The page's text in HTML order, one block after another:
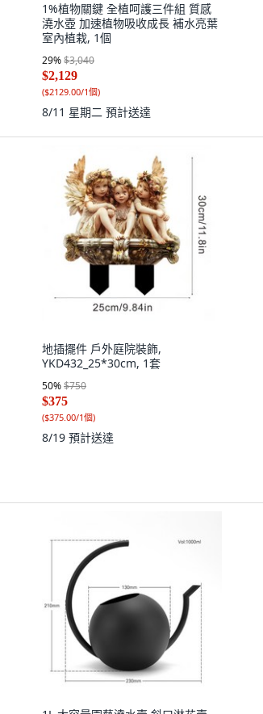
1%植物關鍵 全植呵護三件組 質感
澆水壺 加速植物吸收成長 補水亮葉
室內植栽, 1個
29%$3,040
$2,129
($2129.00/1個)
8/11 星期二 預計送達
地插擺件 戶外庭院裝飾,
YKD432_25*30cm, 1套
50%$750
$375
($375.00/1個)
8/19 預計送達